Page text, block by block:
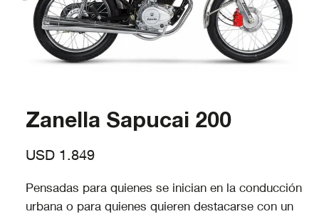
Zanella Sapucai 200
USD 1.849
Pensadas para quienes se inician en la conducción
urbana o para quienes quieren destacarse con un